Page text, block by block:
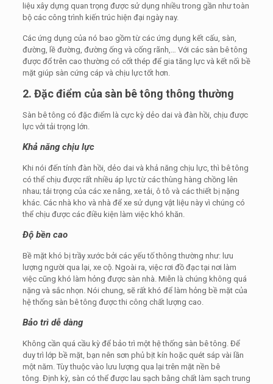
liệu xây dựng quan trọng được sử dụng nhiều trong gần như toàn
bộ các công trình kiến trúc hiện đại ngày nay.
Các ứng dụng của nó bao gồm từ các ứng dụng kết cấu, sàn,
đường, lề đường, đường ống và cống rãnh,… Với các sàn bê tông
được đổ trên cao thường có cốt thép để gia tăng lực và kết nối bề
mặt giúp sàn cứng cáp và chịu lực tốt hơn.
2. Đặc điểm của sàn bê tông thông thường
Sàn bê tông có đặc điểm là cực kỳ dẻo dai và đàn hồi, chịu được
lực vởi tải trọng lớn.
Khả năng chịu lực
Khi nói đến tính đàn hồi, dẻo dai và khả năng chịu lực, thì bê tông
có thể chịu được rất nhiều áp lực từ các thùng hàng chồng lên
nhau; tải trọng của các xe nâng, xe tải, ô tô và các thiết bị nặng
khác. Các nhà kho và nhà để xe sử dụng vật liệu này vì chúng có
thể chịu được các điều kiện làm việc khó khăn.
Độ bền cao
Bề mặt khó bị trầy xước bởi các yếu tố thông thường như: lưu
lượng người qua lại, xe cộ. Ngoài ra, việc rơi đồ đạc tại nơi làm
việc cũng khó làm hỏng được sàn nhà. Miễn là chúng không quá
nặng và sắc nhọn. Nói chung, sẽ rất khó để làm hỏng bề mặt của
hệ thống sàn bê tông được thi công chất lượng cao.
Bảo trì dễ dàng
Không cần quá cầu kỳ để bảo trì một hệ thống sàn bê tông. Để
duy trì lớp bề mặt, bạn nên sơn phủ bịt kín hoặc quét sáp vài lần
một năm. Tùy thuộc vào lưu lượng qua lại trên mặt nền bê
tông. Định kỳ, sàn có thể được lau sạch bằng chất làm sạch trung